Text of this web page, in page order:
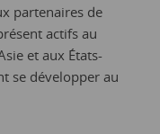
partenaires de
actifs au
et aux États-
se développer au